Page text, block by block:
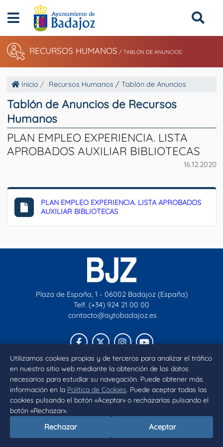
Utilizamos cookies propias y de terceros para analizar el tráfico
en nuestro sitio web mediante la obtención de los datos
necesarios para estudiar su navegación. Puede obtener más
información en la Política de Cookies. Puede aceptar todas las
cookies pulsando el botón «Aceptar» o rechazarlas pulsando el
botón «Rechazar».
Rechazar Aceptar
RECURSOS HUMANOS / TABLÓN DE ANUNCIOS
Inicio Recursos Humanos / Tablón de Anuncios
Tablón de Anuncios de Recursos
Humanos
PLAN EMPLEO EXPERIENCIA. LISTA
APROBADOS AUXILIAR BIBLIOTECAS
16.12.2020
PLAN EMPLEO EXPERIENCIA. LISTA APROBADOS
AUXILIAR BIBLIOTECAS
Plaza de España, 1 - 06002 Badajoz (España)
Telf. (+34) 924 21 00 00
contacto@aytobadajoz.es
Facebook
X Instagram
YouTube
Inicio Aviso legal Privacidad Política de Cookies
Declaración de accesibilidad